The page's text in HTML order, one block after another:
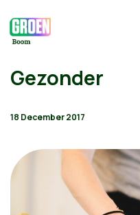
Gezonder
18 December 2017